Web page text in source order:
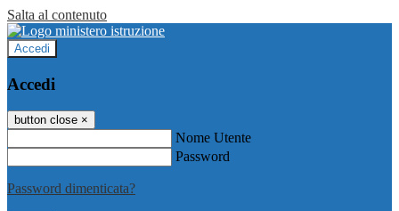
Salta al contenuto
Accedi
Accedi
button close ×
Nome Utente
Password
Password dimenticata?